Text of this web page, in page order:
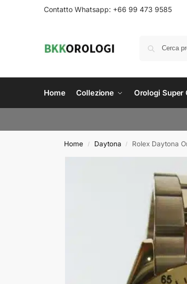
Contatto Whatsapp: +66 99 473 9585
Home Collezione Orologi Super
Home / Daytona / Rolex Daytona